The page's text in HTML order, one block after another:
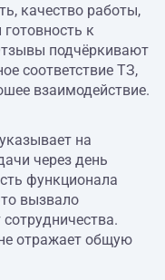
качество работы,
к
подчёркивают
соответствие ТЗ,
взаимодействие.
на
через день
функционала
вызвало
отражает общую